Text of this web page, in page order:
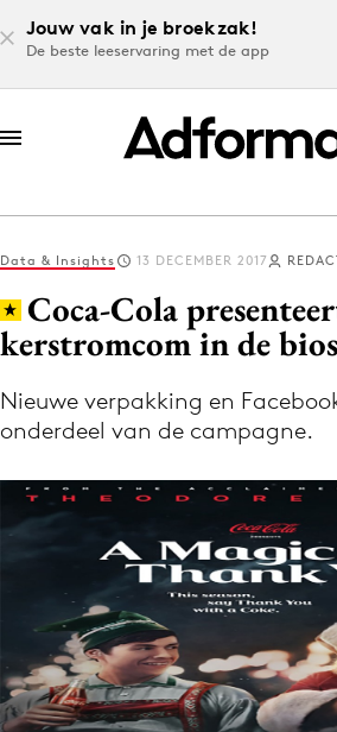
Jouw vak in je broekzak!
De beste leeservaring met de app
Log in
Volg het laatste nieuws
Nieuws app
Menu
Home
9 sept: GenAI-training
Data & Insights 13 DECEMBER 2017
Coca-Cola
kerstromcom in de
Nieuwe verpakking en
onderdeel van de campagne.